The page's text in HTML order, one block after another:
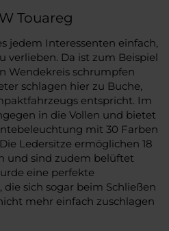
Touareg
jedem Interessenten einfach,
verlieben. Da ist zum Beispiel
Wendekreis schrumpfen
schlagen hier zu Buche,
entspricht. Im
in die Vollen und bietet
mit 30 Farben
Ledersitze ermöglichen 18
und sind zudem belüftet
eine perfekte
sich sogar beim Schließen
mehr einfach zuschlagen